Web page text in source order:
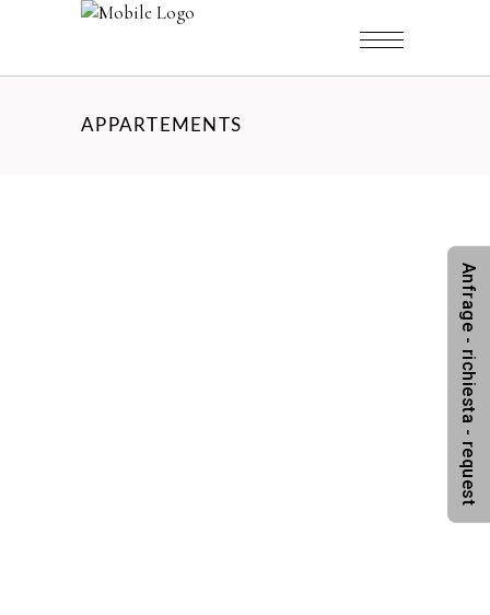
APPARTEMENTS
Anfrage - richiesta - request